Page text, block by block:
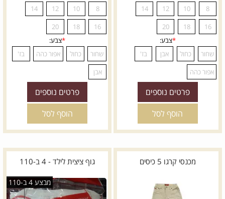
פרטים נוספים
הוסף לסל
פרטים נוספים
הוסף לסל
מכנסי קרגו 5 כיסים גוף ציצית לילד - 4 ב-110
מבצע 4 ב-110